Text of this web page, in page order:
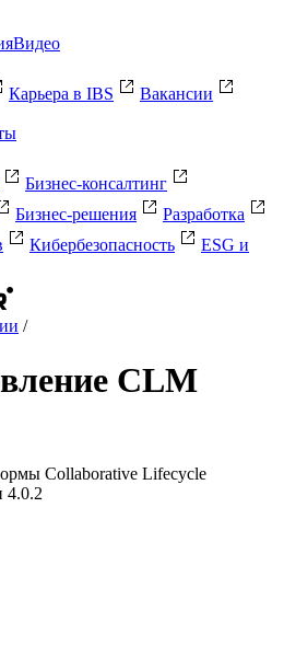
Видео
Карьера в IBS
Вакансии
Бизнес-консалтинг
Бизнес-решения
Разработка
Кибербезопасность
ESG и
/
CLM
Collaborative Lifecycle
4.0.2